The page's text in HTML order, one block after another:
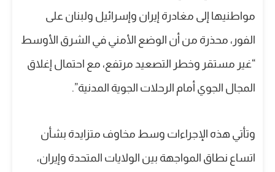
مواطنيها إلى مغادرة إيران وإسرائيل ولبنان على
الفور، محذرة من أن الوضع الأمني ​​في الشرق الأوسط
“غير مستقر وخطر التصعيد مرتفع، مع احتمال إغلاق
المجال الجوي أمام الرحلات الجوية المدنية”.
وتأتي هذه الإجراءات وسط مخاوف متزايدة بشأن
اتساع نطاق المواجهة بين الولايات المتحدة وإيران،